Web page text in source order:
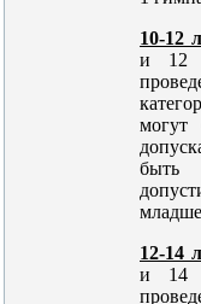
10-12
и 12
могут
быть
12-14
и 14